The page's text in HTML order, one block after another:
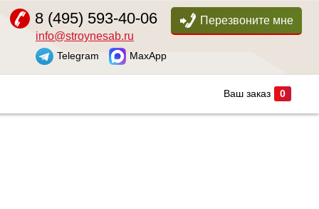
8 (495) 593-40-06
info@stroynesab.ru
Перезвоните мне
Telegram MaxApp
Ваш заказ 0